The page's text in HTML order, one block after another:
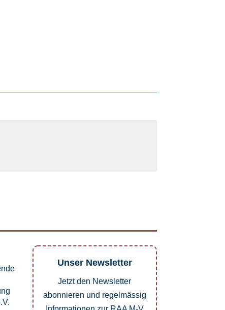
Unser Newsletter
Jetzt den Newsletter
abonnieren und regelmässig